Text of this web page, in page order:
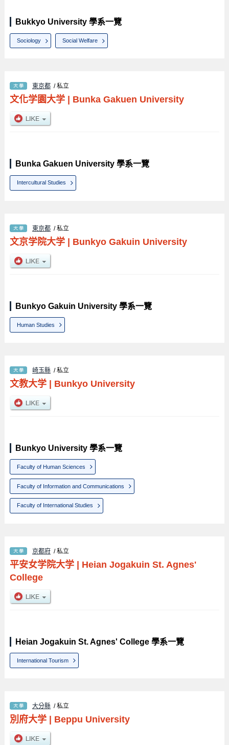
Bukkyo University 學系一覽
Sociology Social Welfare
東京都 / 私立
文化学園大学| Bunka Gakuen University
Bunka Gakuen University 學系一覽
Intercultural Studies
東京都 / 私立
文京学院大学| Bunkyo Gakuin University
Bunkyo Gakuin University 學系一覽
Human Studies
崎玉縣 / 私立
文教大学| Bunkyo University
Bunkyo University 學系一覽
Faculty of Human Sciences
Faculty of Information and Communications
Faculty of International Studies
京都府 / 私立
平安女学院大学| Heian Jogakuin St. Agnes'
College
Heian Jogakuin St. Agnes' College 學系一覽
International Tourism
大分縣 / 私立
別府大学| Beppu University